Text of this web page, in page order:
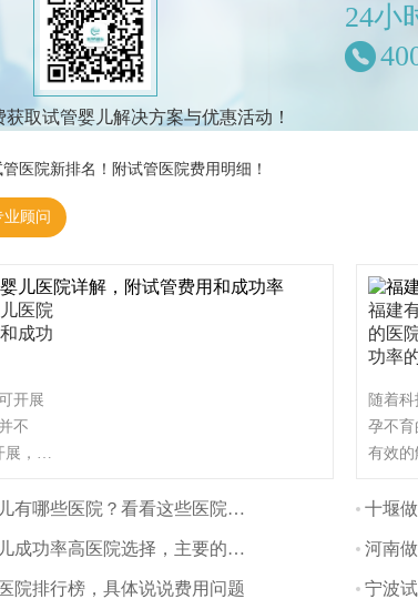
取试管婴儿解决方案与优惠活动！
24小
顾问
医院新排名！附试管医院费用明细！
医院
成功
开展
不
展，这
不孕
这里
院名
哪些医院？看看这些医院排名
高医院选择，主要的流程有哪些？
院排行榜，具体说说费用问题
福建
的医
功率
随着
孕不育
有效的
的辅
受。
比较
十堰做
河南做
宁波